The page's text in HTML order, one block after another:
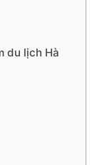
du lịch Hà